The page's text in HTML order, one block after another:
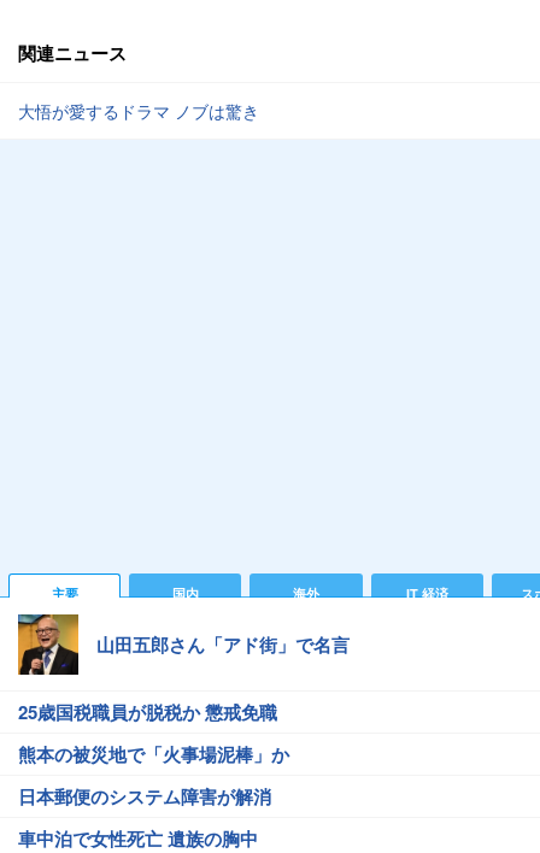
関連ニュース
大悟が愛するドラマ ノブは驚き
主要 国内 海外 IT 経済 ス
山田五郎さん「アド街」で名言
25歳国税職員が脱税か 懲戒免職
熊本の被災地で「火事場泥棒」か
日本郵便のシステム障害が解消
車中泊で女性死亡 遺族の胸中